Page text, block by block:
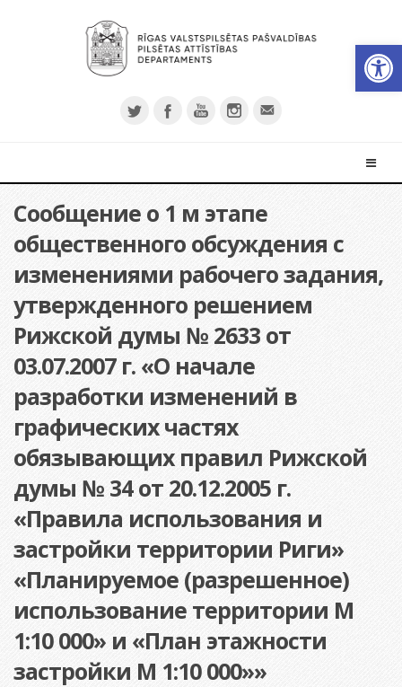
Сообщение о 1 м этапе
общественного обсуждения с
изменениями рабочего задания,
утвержденного решением
Рижской думы № 2633 от
03.07.2007 г. «О начале
разработки изменений в
графических частях
обязывающих правил Рижской
думы № 34 от 20.12.2005 г.
«Правила использования и
застройки территории Риги»
«Планируемое (разрешенное)
использование территории М
1:10 000» и «План этажности
застройки М 1:10 000»»